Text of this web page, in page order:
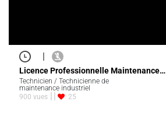
|
Licence Professionnelle Maintenance…
Technicien / Technicienne de
maintenance industriel
900 vues
25